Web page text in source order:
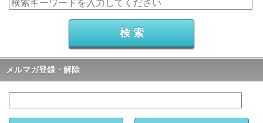
メルマガ登録・解除